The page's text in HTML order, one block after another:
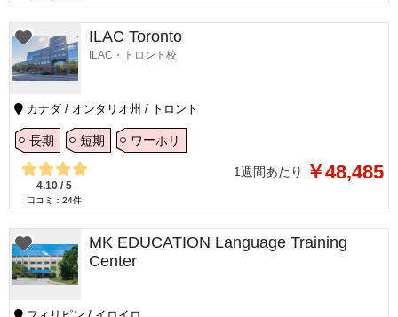
ILAC Toronto
ILAC・トロント校
カナダ / オンタリオ州 / トロント
長期 短期 ワーホリ
4.10 / 5
口コミ： 24件
1週間あたり ￥48,485
MK EDUCATION Language Training
Center